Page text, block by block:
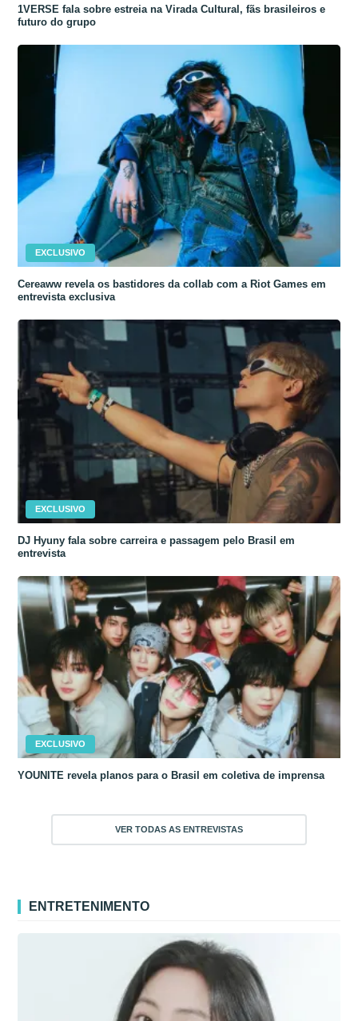
1VERSE fala sobre estreia na Virada Cultural, fãs brasileiros e
futuro do grupo
EXCLUSIVO
Cereaww revela os bastidores da collab com a Riot Games em
entrevista exclusiva
EXCLUSIVO
DJ Hyuny fala sobre carreira e passagem pelo Brasil em
entrevista
EXCLUSIVO
YOUNITE revela planos para o Brasil em coletiva de imprensa
VER TODAS AS ENTREVISTAS
ENTRETENIMENTO